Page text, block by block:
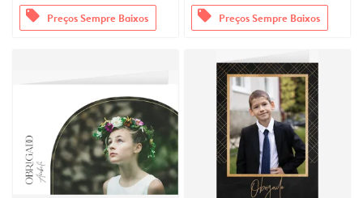
offers Preços Sempre Baixos offers Preços Sempre Baixos